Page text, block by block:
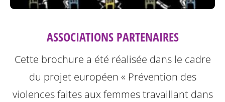
ASSOCIATIONS PARTENAIRES
Cette brochure a été réalisée dans le cadre
du projet européen « Prévention des
violences faites aux femmes travaillant dans